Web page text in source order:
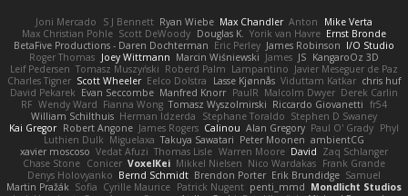
Joni Mercado S J Bennett Ryan Wiebe Max Chandler Anton
Mike Verta
Max Christian Pohle Scott DeWoody Douglas K. Yorik van Havre Ernst Bronde
BetaFive Productions - Daren Dochterman Eric Perley James Robinson I/O Studio
Roger Thomas Joey Wittmann Marcin Wiśniewski James JS KangaroOz 3D
Leif Pedersen Tomasz Muszyński Roberd Palm Lampantino Javier Meseguer de Paz
Charles Tigner Scott Wheeler Eelco Dolstra Lasse Kjønnås Viduttam Katkar chris huf
David Pekarek Evan Seccombe Manfred Knorr PaulR Malcolm Dwyer Derek Carlin
RF Wendy Ward Fianna Wong Tomasz Wyszolmirski Riccardo Giovanetti fr54
William Schilthuis Herman Idzerda Stephane Toraldo Stephen D Swaney
Kai Gregor Robert Angone James Rogers Calinou Alan Gregory Paul O' Grady Phyl
Luthien Dulk Miguelaxa Takuya Sawatari Peter Moonen ambientCG
xavier moscoso Vedat Afuzi Thomas Lisle Warren Moore David Zaq Schlanger
Chase Stone Conicer VoxelKei Mikkel Nielsen Nico Wardakas Frank Grande
Denys Holovyanko Bernd Schmidt Brendon Porter Erik Brundidge Samuel
Martin Pražák Sofia Cyrille Maurice Patrick Nugent penti_mmd Mondlicht Studios